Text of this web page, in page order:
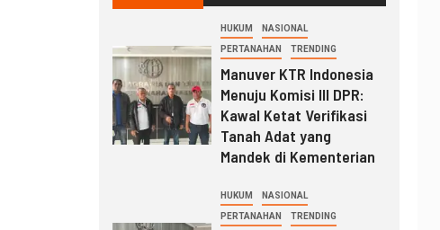
HUKUM NASIONAL
PERTANAHAN TRENDING
Manuver KTR Indonesia
Menuju Komisi III DPR:
Kawal Ketat Verifikasi
Tanah Adat yang
Mandek di Kementerian
HUKUM NASIONAL
PERTANAHAN TRENDING